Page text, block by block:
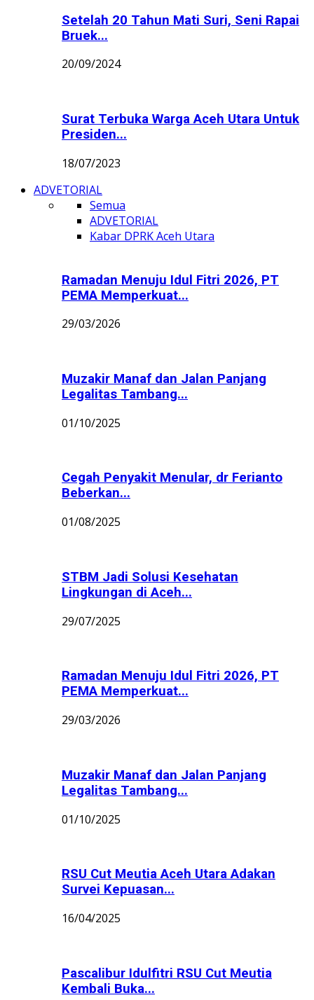
Setelah 20 Tahun Mati Suri, Seni Rapai
Bruek...
20/09/2024
Surat Terbuka Warga Aceh Utara Untuk
Presiden...
18/07/2023
ADVETORIAL
Semua
ADVETORIAL
Kabar DPRK Aceh Utara
Ramadan Menuju Idul Fitri 2026, PT
PEMA Memperkuat...
29/03/2026
Muzakir Manaf dan Jalan Panjang
Legalitas Tambang...
01/10/2025
Cegah Penyakit Menular, dr Ferianto
Beberkan...
01/08/2025
STBM Jadi Solusi Kesehatan
Lingkungan di Aceh...
29/07/2025
Ramadan Menuju Idul Fitri 2026, PT
PEMA Memperkuat...
29/03/2026
Muzakir Manaf dan Jalan Panjang
Legalitas Tambang...
01/10/2025
RSU Cut Meutia Aceh Utara Adakan
Survei Kepuasan...
16/04/2025
Pascalibur Idulfitri RSU Cut Meutia
Kembali Buka...